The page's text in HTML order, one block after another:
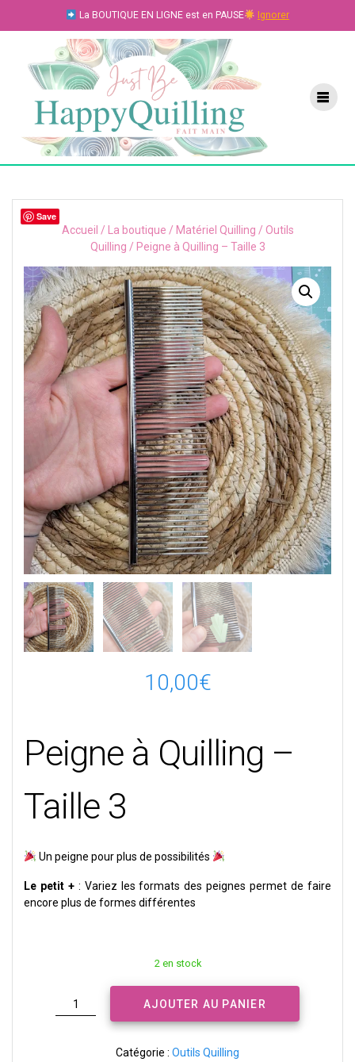
content
La BOUTIQUE EN LIGNE est en PAUSE Ignorer
Accueil / La boutique / Matériel Quilling / Outils
Quilling / Peigne à Quilling – Taille 3
Save
10,00€
Peigne à Quilling –
Taille 3
Un peigne pour plus de possibilités
Le petit +: Variez les formats des peignes permet de faire
encore plus de formes différentes
2 en stock
quantité
de
AJOUTER AU PANIER
Catégorie : Outils Quilling